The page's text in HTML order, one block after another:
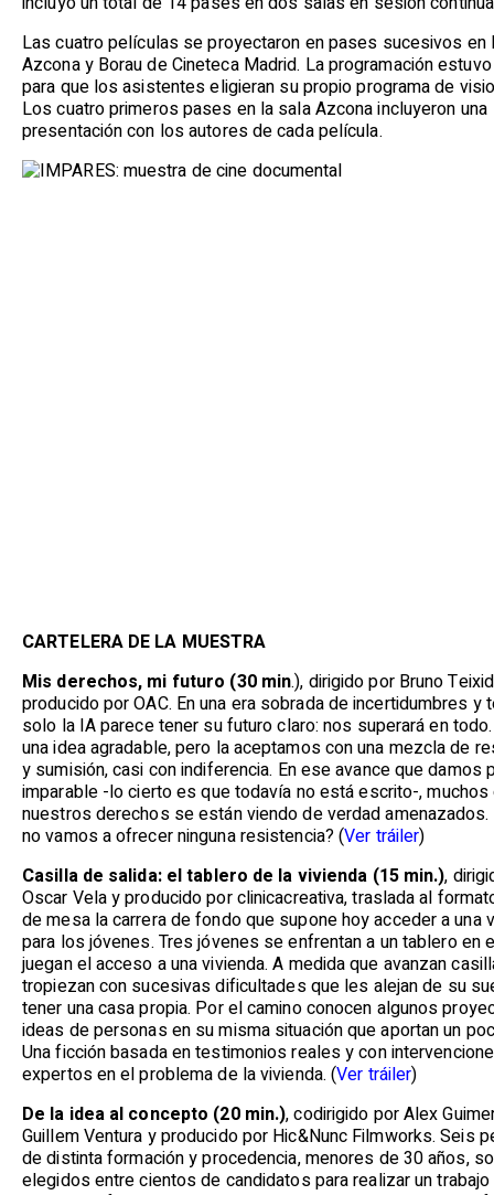
Las cuatro películas se proyectaron en pases sucesivos en
Azcona y Borau de Cineteca Madrid. La programación
para que los asistentes eligieran su propio programa de
Los cuatro primeros pases en la sala Azcona incluyeron una
presentación con los autores de cada película.
CARTELERA DE LA MUESTRA
Mis derechos, mi futuro (30 min.), dirigido por Bruno
producido por OAC. En una era sobrada de incertidumbres y
solo la IA parece tener su futuro claro: nos superará en
una idea agradable, pero la aceptamos con una mezcla de
y sumisión, casi con indiferencia. En ese avance que damos
imparable -lo cierto es que todavía no está escrito-, muchos
nuestros derechos se están viendo de verdad amenazados.
no vamos a ofrecer ninguna resistencia? (Ver tráiler)
Casilla de salida: el tablero de la vivienda (15 min.),
Oscar Vela y producido por clinicacreativa, traslada al
de mesa la carrera de fondo que supone hoy acceder a una
para los jóvenes. Tres jóvenes se enfrentan a un tablero en
juegan el acceso a una vivienda. A medida que avanzan
tropiezan con sucesivas dificultades que les alejan de su
tener una casa propia. Por el camino conocen algunos
ideas de personas en su misma situación que aportan un
Una ficción basada en testimonios reales y con
expertos en el problema de la vivienda. (Ver tráiler)
De la idea al concepto (20 min.), codirigido por Alex
Guillem Ventura y producido por Hic&Nunc Filmworks. Seis
de distinta formación y procedencia, menores de 30 años,
elegidos entre cientos de candidatos para realizar un